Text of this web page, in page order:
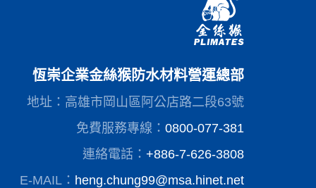
恆崇企業金絲猴防水材料營運總部
地址：高雄市岡山區阿公店路二段63號
免費服務專線： 0800-077-381
連絡電話： +886-7-626-3808
E-MAIL： heng.chung99@msa.hinet.net